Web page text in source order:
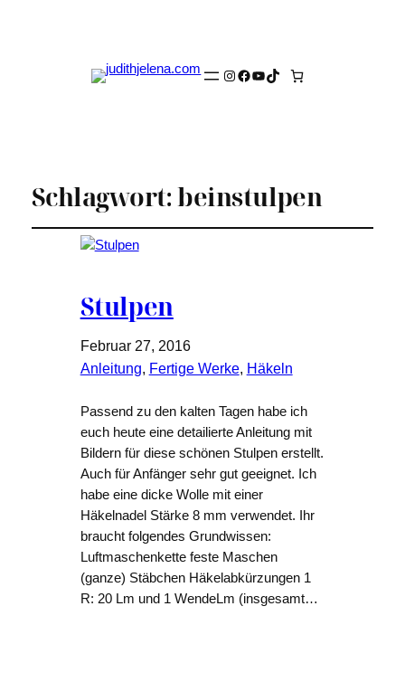
Instagram
Facebook
YouTube
TikTok
Schlagwort:beinstulpen
Stulpen
Februar 27, 2016
Anleitung, Fertige Werke, Häkeln
Passend zu den kalten Tagen habe ich
euch heute eine detailierte Anleitung mit
Bildern für diese schönen Stulpen erstellt.
Auch für Anfänger sehr gut geeignet. Ich
habe eine dicke Wolle mit einer
Häkelnadel Stärke 8 mm verwendet. Ihr
braucht folgendes Grundwissen:
Luftmaschenkette feste Maschen
(ganze) Stäbchen Häkelabkürzungen 1
R: 20 Lm und 1 WendeLm (insgesamt…